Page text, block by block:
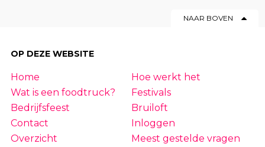
NAAR BOVEN
OP DEZE WEBSITE
Home
Hoe werkt het
Wat is een foodtruck?
Festivals
Bedrijfsfeest
Bruiloft
Contact
Inloggen
Overzicht
Meest gestelde vragen